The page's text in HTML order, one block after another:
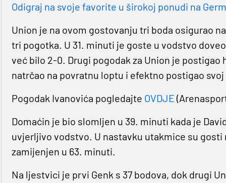
Odigraj na svoje favorite u širokoj ponudi na
Union je na ovom gostovanju tri boda osigurao
tri pogotka. U 31. minuti je goste u vodstvo
već bilo 2-0. Drugi pogodak za Union je
natrčao na povratnu loptu i efektno postigao
Pogodak Ivanovića pogledajte OVDJE
Domaćin je bio slomljen u 39. minuti kada je
uvjerljivo vodstvo. U nastavku utakmice su
zamijenjen u 63. minuti.
Na ljestvici je prvi Genk s 37 bodova, dok drugi